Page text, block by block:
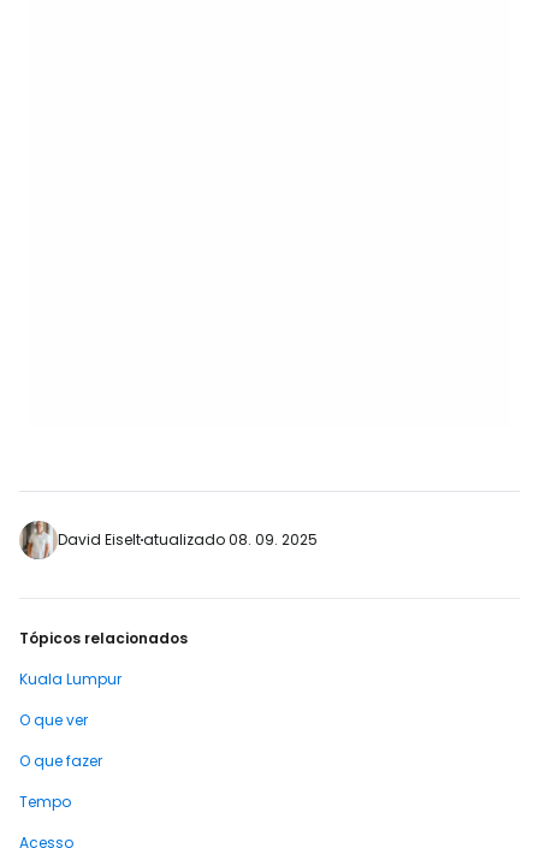
David Eiseltatualizado 08. 09. 2025
Tópicos relacionados
Kuala Lumpur
O que ver
O que fazer
Tempo
Acesso